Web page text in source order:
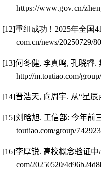
https://www.gov.cn/
[12]重组成功！2025年全国
com.cn/news/20250729/
[13]何冬健, 李真鸣, 孔晓睿.
http://m.toutiao.com/
[14]晋浩天, 向周宇. 从“星辰
[15]刘晗旭. 工信部: 今年前
toutiao.com/group/
[16]李厚锐. 高校概念验证中
com/20250520/